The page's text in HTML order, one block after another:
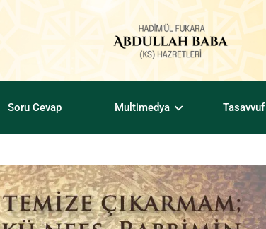
Soru Cevap Multimedya Tasavvuf